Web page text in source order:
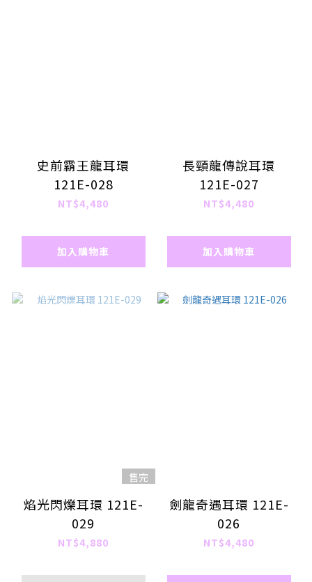
史前霸王龍耳環
121E-028
NT$4,480
加入購物車
長頸龍傳說耳環
121E-027
NT$4,480
加入購物車
售完
焰光閃爍耳環 121E-
029
NT$4,880
劍龍奇遇耳環 121E-
026
NT$4,480